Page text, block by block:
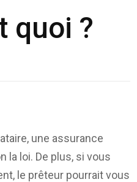
quoi ?
une assurance
la loi. De plus, si vous
le prêteur pourrait vous